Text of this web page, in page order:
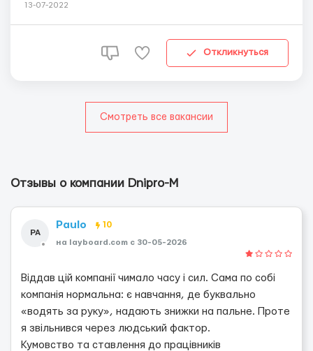
років на ринку! Чому вигідно для тебе співпрацювати з
курс, де познайомишся з продукто...
13-07-2022
Откликнуться
Смотреть все вакансии
Отзывы о компании Dnipro-M
PA
Paulo 10
на layboard.com c 30-05-2026
Віддав цій компанії чимало часу і сил. Сама по собі
компанія нормальна: є навчання, де буквально
«водять за руку», надають знижки на пальне. Проте
я звільнився через людський фактор.
Кумовство та ставлення до працівників